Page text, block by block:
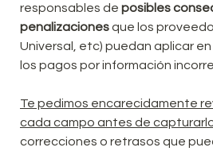
responsables de posibles
penalizaciones que los
Universal, etc) puedan aplicar
los pagos por información
Te pedimos encarecidamente
cada campo antes de
correcciones o retrasos que